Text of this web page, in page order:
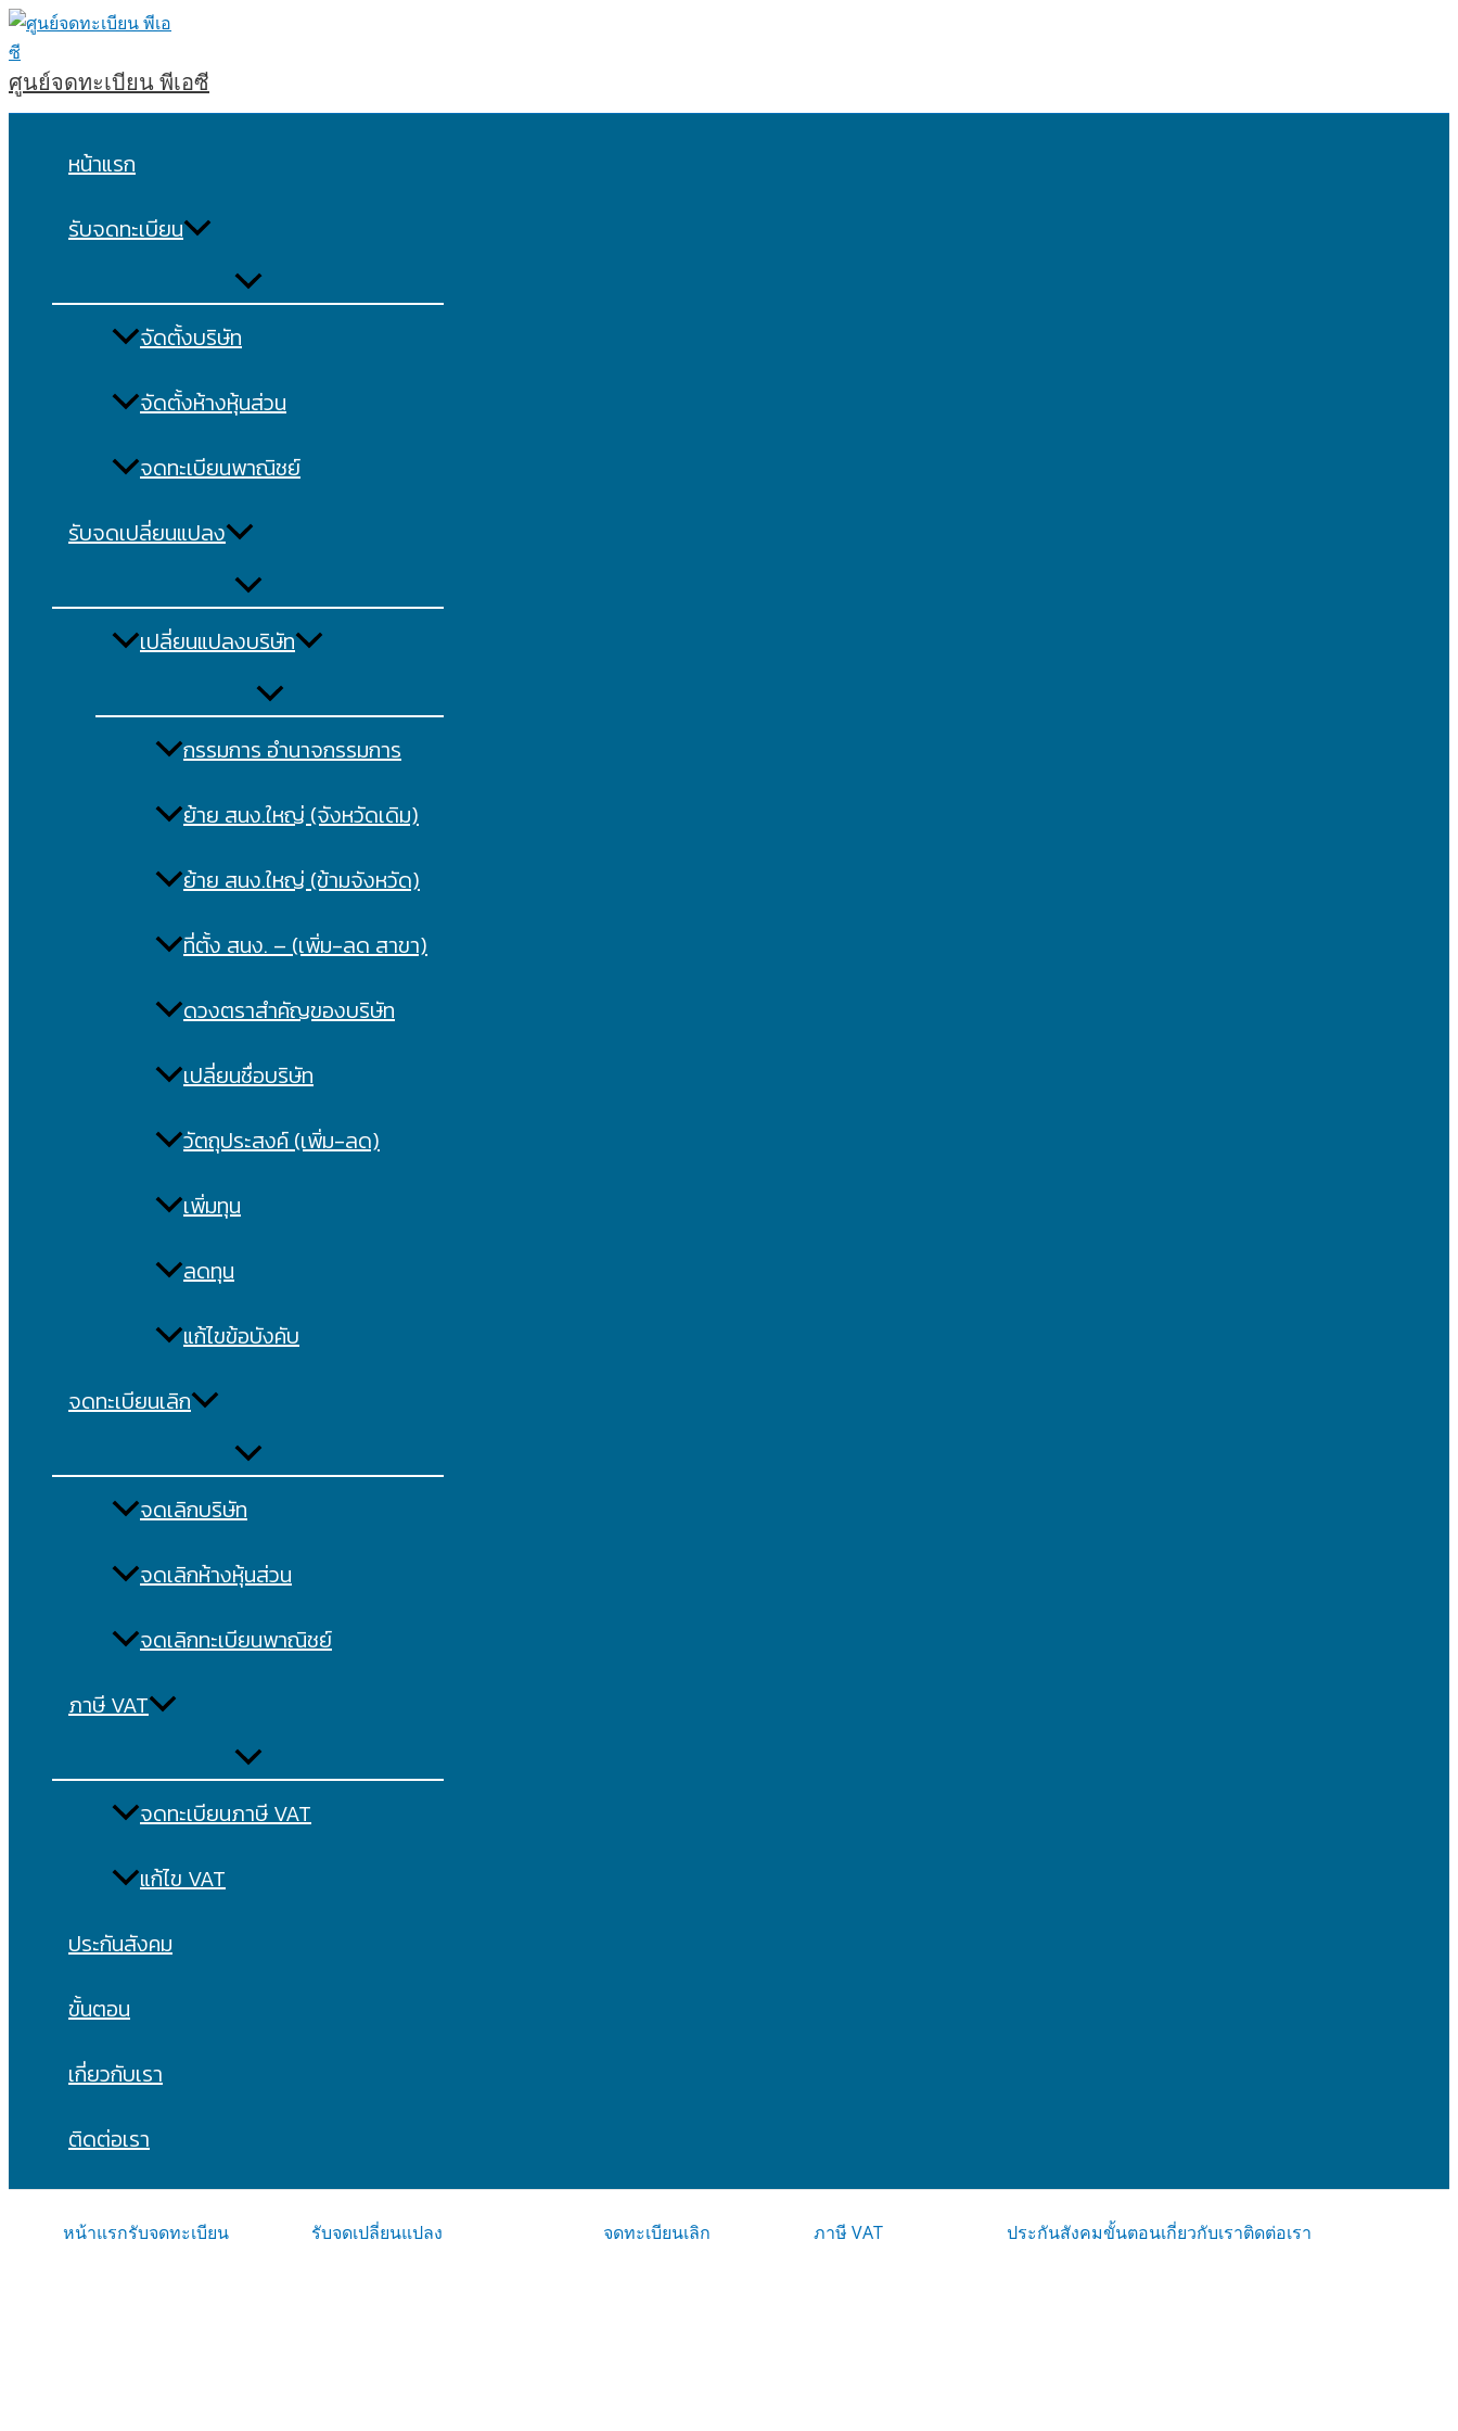
Skip
to
content
ศูนย์จดทะเบียน พีเอซี
หน้าแรก
รับจดทะเบียน
จัดตั้งบริษัท
จัดตั้งห้างหุ้นส่วน
จดทะเบียนพาณิชย์
รับจดเปลี่ยนแปลง
เปลี่ยนแปลงบริษัท
กรรมการ อำนาจกรรมการ
ย้าย สนง.ใหญ่ (จังหวัดเดิม)
ย้าย สนง.ใหญ่ (ข้ามจังหวัด)
ที่ตั้ง สนง. – (เพิ่ม-ลด สาขา)
ดวงตราสำคัญของบริษัท
เปลี่ยนชื่อบริษัท
วัตถุประสงค์ (เพิ่ม-ลด)
เพิ่มทุน
ลดทุน
แก้ไขข้อบังคับ
จดทะเบียนเลิก
จดเลิกบริษัท
จดเลิกห้างหุ้นส่วน
จดเลิกทะเบียนพาณิชย์
ภาษี VAT
จดทะเบียนภาษี VAT
แก้ไข VAT
ประกันสังคม
ขั้นตอน
เกี่ยวกับเรา
ติดต่อเรา
หน้าแรกรับจดทะเบียน รับจดเปลี่ยนแปลง จดทะเบียนเลิก ภาษี VAT ประกันสังคมขั้นตอนเกี่ยวกับเราติดต่อเรา